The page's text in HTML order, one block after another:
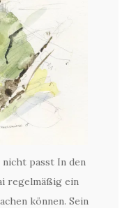
passt In den
regelmäßig ein
können. Sein